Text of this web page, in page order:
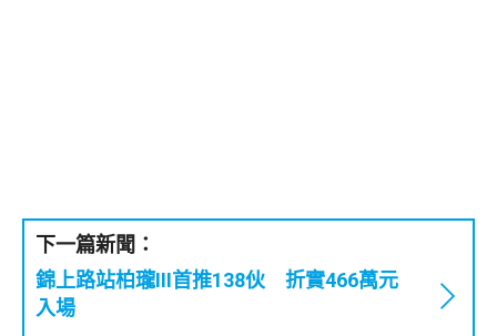
下一篇新聞：
錦上路站柏瓏III首推138伙 折實466萬元
入場